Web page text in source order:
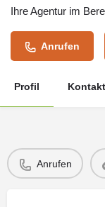
Ihre Agentur im
Anrufen
Profil Kontakt
Anrufen